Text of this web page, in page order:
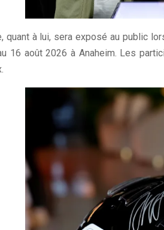
quant à lui, sera exposé au public
16 août 2026 à Anaheim. Les